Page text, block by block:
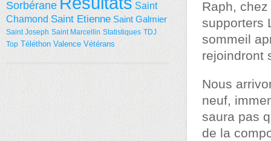
Raph,
supporters
sommeil
rejoindront
Nous
neuf,
saura pas
de la
Sorbérane
Saint
Chamond Saint Etienne Saint Galmier
Saint Joseph Saint Marcellin Statistiques TDJ
Top Téléthon Valence Vétérans